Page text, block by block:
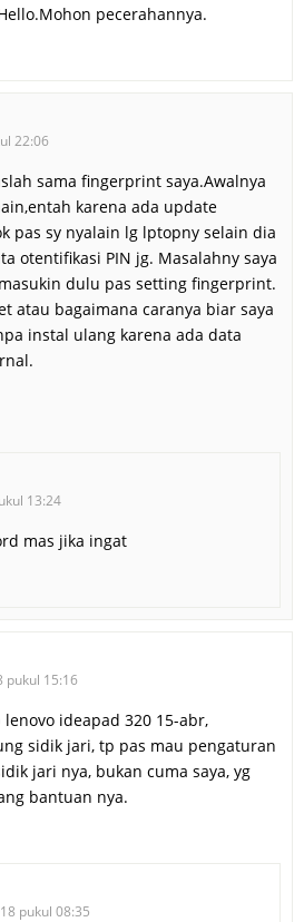
pecerahannya.
22:06
sama fingerprint saya.Awalnya
karena ada update
pas sy nyalain lg lptopny selain dia
otentifikasi PIN jg. Masalahny saya
dulu pas setting fingerprint.
atau bagaimana caranya biar saya
instal ulang karena ada data
13:24
mas jika ingat
pukul 15:16
ideapad 320 15-abr,
sidik jari, tp pas mau pengaturan
jari nya, bukan cuma saya, yg
bantuan nya.
pukul 08:35